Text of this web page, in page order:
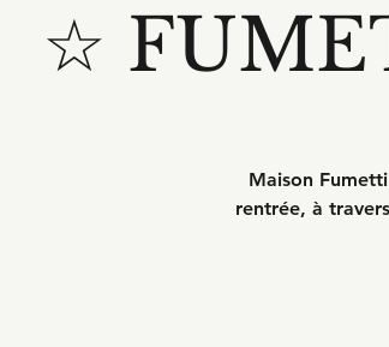
☆
Maison
rentrée, à